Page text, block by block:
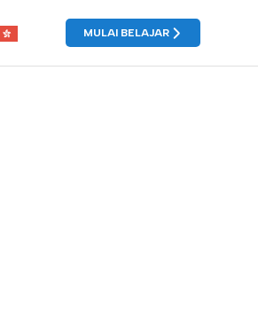
MULAI BELAJAR